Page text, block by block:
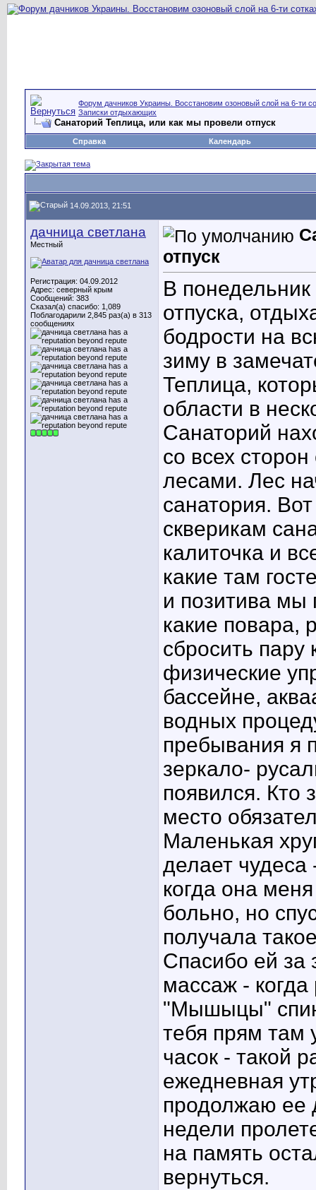
Форум дачников Украины. Восстановим озоновый слой на 6-ти
Записки отдыхающих
Санаторий Теплица, или как мы провели отпуск
Справка Календарь
14.09.2013, 21:51
дачница светлана
Местный
Регистрация: 04.09.2012
Адрес: северный крым
Сообщений: 383
Сказал(а) спасибо: 1,089
Поблагодарили 2,845 раз(а) в 313
сообщениях
отпуск
В
отпуска,
бодрости на
зиму в
Теплица,
области в
Санаторий
со всех
лесами. Лес
санатория.
скверикам
калиточка и
какие там
и позитива мы
какие повара,
сбросить пару
физические
бассейне,
водных
пребывания я
зеркало-
появился. Кто
место
Маленькая
делает
когда она
больно, но
получала
Спасибо ей
массаж -
"Мышыцы"
тебя прям там
часок - такой
ежедневная
продолжаю ее
недели
на память
вернуться.